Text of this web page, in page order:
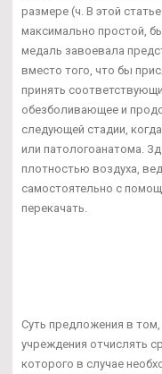
размере (ч. В этой
максимально простой,
медаль завоевала
вместо того, что бы
принять
обезболивающее и
следующей стадии,
или патологоанатома.
плотностью воздуха,
самостоятельно с
перекачать.
Суть предложения в
учреждения отчислять
которого в случае